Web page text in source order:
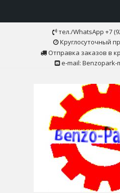
тел./WhatsApp +7
Круглосуточный
Отправка заказов в
e-mail: Benzopark-